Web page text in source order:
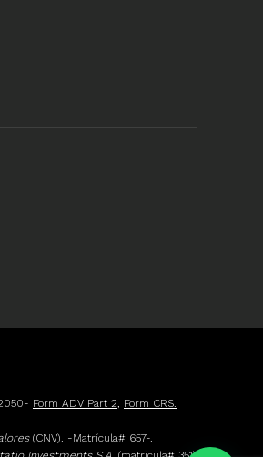
Form ADV Part 2, Form CRS.
(CNV). -Matrícula# 657-.